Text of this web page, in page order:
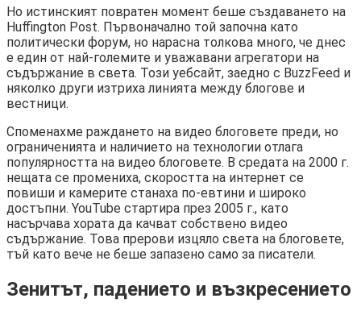
Но истинският повратен момент беше създаването на
Huffington Post. Първоначално той започна като
политически форум, но нарасна толкова много, че днес
е един от най-големите и уважавани агрегатори на
съдържание в света. Този уебсайт, заедно с BuzzFeed и
няколко други изтриха линията между блогове и
вестници.
Споменахме раждането на видео блоговете преди, но
ограниченията и наличието на технологии отлага
популярността на видео блоговете. В средата на 2000 г.
нещата се промениха, скоростта на интернет се
повиши и камерите станаха по-евтини и широко
достъпни. YouTube стартира през 2005 г., като
насърчава хората да качват собствено видео
съдържание. Това прерови изцяло света на блоговете,
тъй като вече не беше запазено само за писатели.
Зенитът, падението и възкресението